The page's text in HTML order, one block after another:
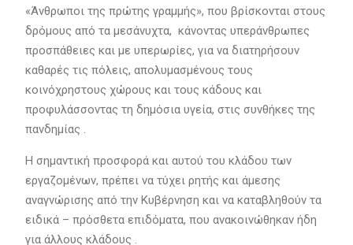
«Άνθρωποι της πρώτης γραμμής», που βρίσκονται στους
δρόμους από τα μεσάνυχτα, κάνοντας υπεράνθρωπες
προσπάθειες και με υπερωρίες, για να διατηρήσουν
καθαρές τις πόλεις, απολυμασμένους τους
κοινόχρηστους χώρους και τους κάδους και
προφυλάσσοντας τη δημόσια υγεία, στις συνθήκες της
πανδημίας .
Η σημαντική προσφορά και αυτού του κλάδου των
εργαζομένων, πρέπει να τύχει ρητής και άμεσης
αναγνώρισης από την Κυβέρνηση και να καταβληθούν τα
ειδικά – πρόσθετα επιδόματα, που ανακοινώθηκαν ήδη
για άλλους κλάδους .